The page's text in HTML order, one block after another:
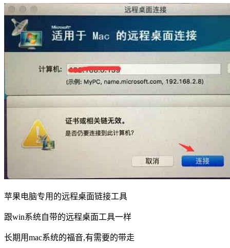
苹果电脑专用的远程桌面链接工具
跟win系统自带的远程桌面工具一样
长期用mac系统的福音,有需要的带走